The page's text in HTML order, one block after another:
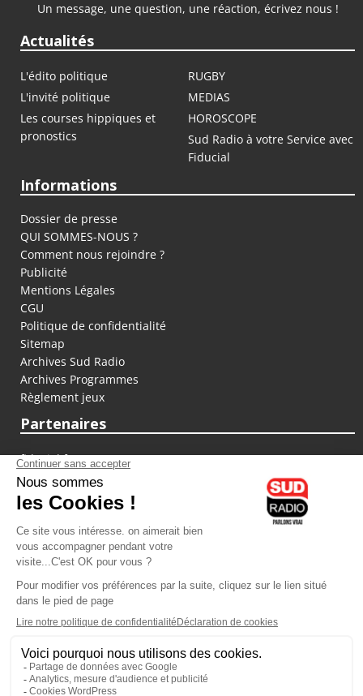
Un message, une question, une réaction, écrivez nous !
Actualités
L'édito politique
RUGBY
L'invité politique
MEDIAS
Les courses hippiques et
pronostics
HOROSCOPE
Sud Radio à votre Service avec
Fiducial
Informations
Dossier de presse
QUI SOMMES-NOUS ?
Comment nous rejoindre ?
Publicité
Mentions Légales
CGU
Politique de confidentialité
Sitemap
Archives Sud Radio
Archives Programmes
Règlement jeux
Partenaires
fiducial.fr
lyoncapitale.fr
olympique-et-lyonnais.com
L'application Iphone / Android
Téléchargez l'application
Les cookies
Gestion des cookies
Crédit photos : ©Sud Radio / Pierre Olivier